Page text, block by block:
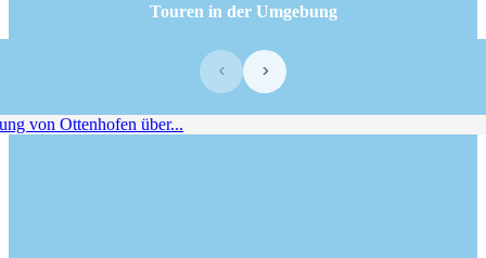
Touren in der Umgebung
‹ ›